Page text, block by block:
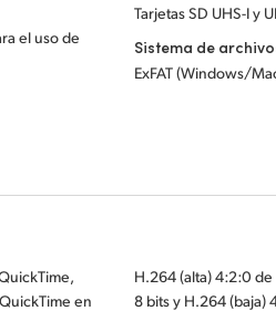
el uso de
Tarjetas SD UHS-I y
Sistema de
ExFAT (Windows/
en
H.264 (alta) 4:2:0
8 bits y H.264 (baja)